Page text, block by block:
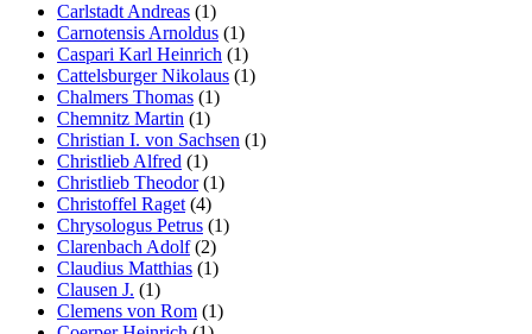
Carlstadt Andreas (1)
Carnotensis Arnoldus (1)
Caspari Karl Heinrich (1)
Cattelsburger Nikolaus (1)
Chalmers Thomas (1)
Chemnitz Martin (1)
Christian I. von Sachsen (1)
Christlieb Alfred (1)
Christlieb Theodor(1)
Christoffel Raget (4)
Chrysologus Petrus (1)
Clarenbach Adolf(2)
Claudius Matthias (1)
Clausen J. (1)
Clemens von Rom (1)